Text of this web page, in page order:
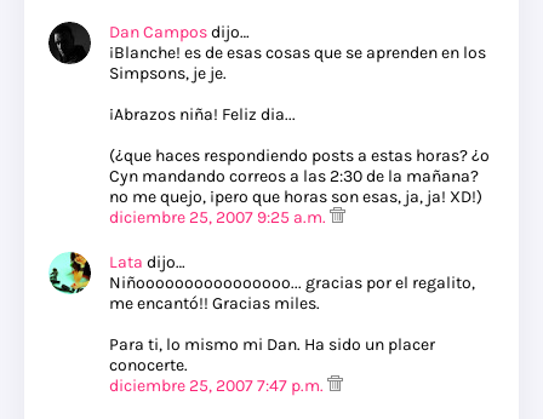
Dan Camposdijo…
¡Blanche! es de esas cosas que se aprenden en los
Simpsons, je je.
¡Abrazos niña! Feliz dia...
(¿que haces respondiendo posts a estas horas? ¿o
Cyn mandando correos a las 2:30 de la mañana?
no me quejo, ¡pero que horas son esas, ja, ja! XD!)
diciembre 25, 2007 9:25 a.m.
Lata dijo…
Niñoooooooooooooooo... gracias por el regalito,
me encantó!! Gracias miles.
Para ti, lo mismo mi Dan. Ha sido un placer
conocerte.
diciembre 25, 2007 7:47 p.m.